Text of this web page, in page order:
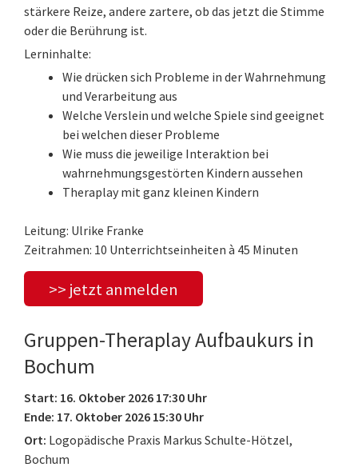
stärkere Reize, andere zartere, ob das jetzt die Stimme
oder die Berührung ist.
Lerninhalte:
Wie drücken sich Probleme in der Wahrnehmung
und Verarbeitung aus
Welche Verslein und welche Spiele sind geeignet
bei welchen dieser Probleme
Wie muss die jeweilige Interaktion bei
wahrnehmungsgestörten Kindern aussehen
Theraplay mit ganz kleinen Kindern
Leitung: Ulrike Franke
Zeitrahmen: 10 Unterrichtseinheiten à 45 Minuten
>> jetzt anmelden
Gruppen-Theraplay Aufbaukurs in
Bochum
Start: 16. Oktober 2026 17:30 Uhr
Ende: 17. Oktober 2026 15:30 Uhr
Ort: Logopädische Praxis Markus Schulte-Hötzel,
Bochum